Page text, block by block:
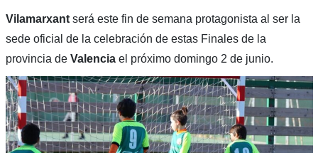
Vilamarxant será este fin de semana protagonista al ser la
sede oficial de la celebración de estas Finales de la
provincia de Valenciael próximo domingo 2 de junio.